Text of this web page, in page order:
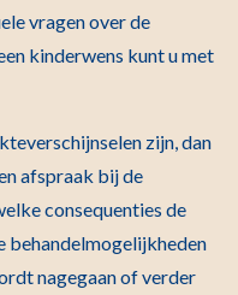
vragen over de
kinderwens kunt u met
zijn, dan
afspraak bij de
consequenties de
behandelmogelijkheden
nagegaan of verder